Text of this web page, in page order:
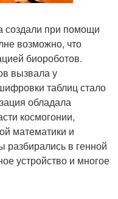
создали при помощи
возможно, что
биороботов.
вызвала у
таблиц стало
обладала
космогонии,
математики и
в генной
устройство и многое